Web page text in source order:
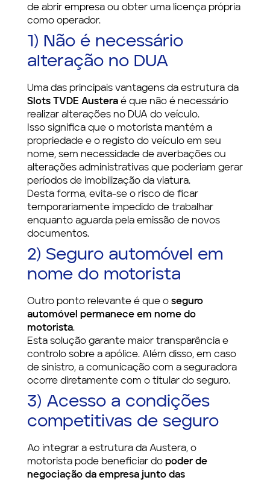
de abrir empresa ou obter uma licença própria
como operador.
1) Não é necessário
alteração no DUA
Uma das principais vantagens da estrutura da
Slots TVDE Austeraé que não é necessário
realizar alterações no DUA do veículo.
Isso significa que o motorista mantém a
propriedade e o registo do veículo em seu
nome, sem necessidade de averbações ou
alterações administrativas que poderiam gerar
períodos de imobilização da viatura.
Desta forma, evita-se o risco de ficar
temporariamente impedido de trabalhar
enquanto aguarda pela emissão de novos
documentos.
2) Seguro automóvel em
nome do motorista
Outro ponto relevante é que o seguro
automóvel permanece em nome do
motorista.
Esta solução garante maior transparência e
controlo sobre a apólice. Além disso, em caso
de sinistro, a comunicação com a seguradora
ocorre diretamente com o titular do seguro.
3) Acesso a condições
competitivas de seguro
Ao integrar a estrutura da Austera, o
motorista pode beneficiar do poder de
negociação da empresa junto das